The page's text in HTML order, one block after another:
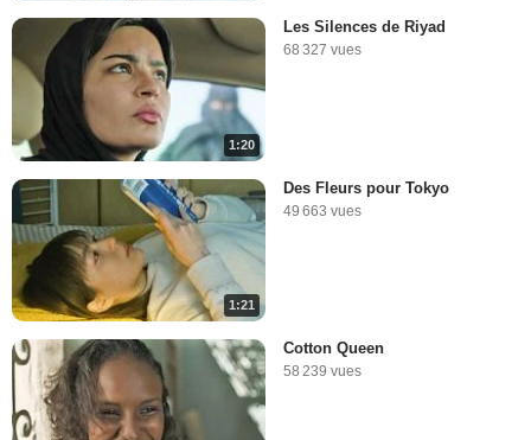
1:20
Les Silences de Riyad
68 327 vues
1:21
Des Fleurs pour Tokyo
49 663 vues
Cotton Queen
58 239 vues